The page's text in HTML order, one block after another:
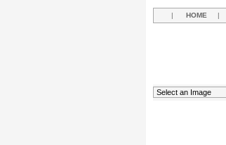
| HOME |